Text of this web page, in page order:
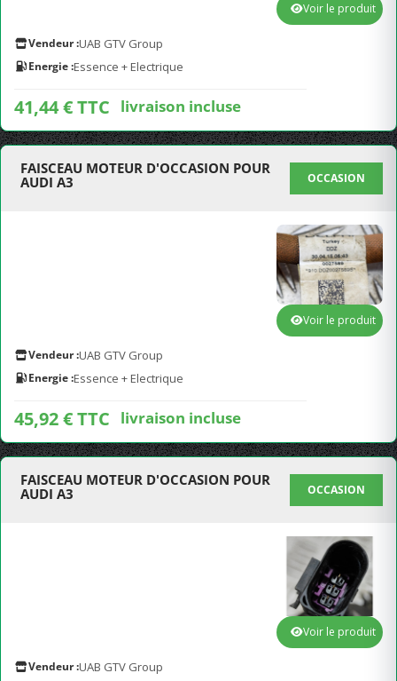
Vendeur :UAB GTV Group
Energie :Essence + Electrique
41,44 € TTC livraison incluse
Voir le produit
FAISCEAU MOTEUR D'OCCASION POUR
AUDI A3
OCCASION
Vendeur :UAB GTV Group
Energie :Essence + Electrique
45,92 € TTC livraison incluse
Voir le produit
FAISCEAU MOTEUR D'OCCASION POUR
AUDI A3
OCCASION
Vendeur :UAB GTV Group
Voir le produit